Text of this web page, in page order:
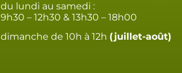
du lundi au samedi :
9h30 – 12h30 & 13h30 – 18h00
dimanche de 10h à 12h (juillet-août)